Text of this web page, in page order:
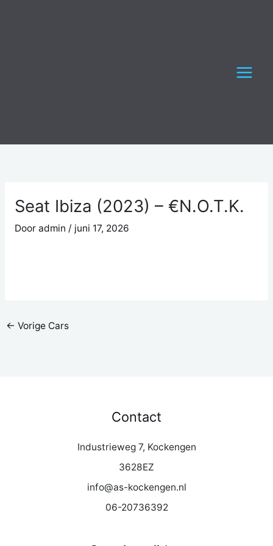
Seat Ibiza (2023) – €N.O.T.K.
Door admin / juni 17, 2026
← Vorige Cars
Contact
Industrieweg 7, Kockengen
3628EZ
info@as-kockengen.nl
06-20736392